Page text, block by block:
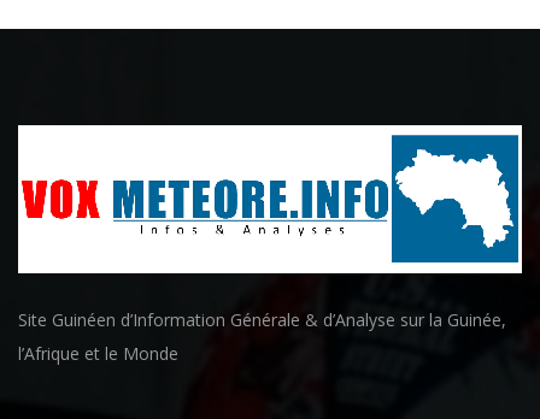
Site Guinéen d’Information Générale & d’Analyse sur la Guinée,
l’Afrique et le Monde